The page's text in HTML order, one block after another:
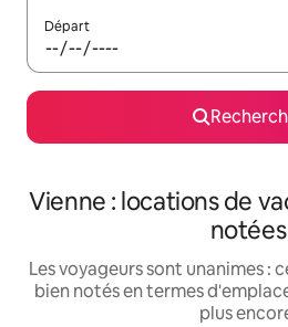
Départ
Vienne : locations de
notées
Les voyageurs sont unanimes :
bien notés en termes
plus